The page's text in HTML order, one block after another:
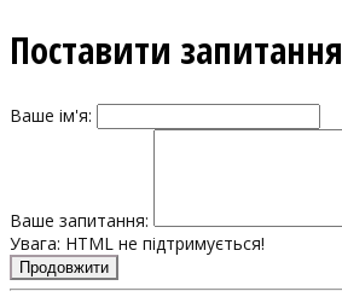
Поставити запитання
Ваше ім'я:
Ваше запитання:
Увага: HTML не підтримується!
Продовжити